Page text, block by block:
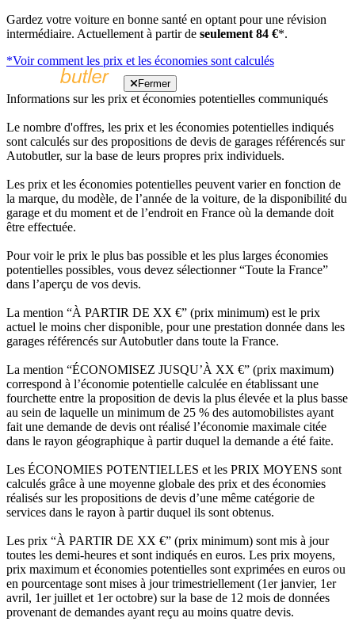
Gardez votre voiture en bonne santé en optant pour une révision
intermédiaire. Actuellement à partir de seulement 84 €*.
*Voir comment les prix et les économies sont calculés
Fermer
Informations sur les prix et économies potentielles communiqués
Le nombre d'offres, les prix et les économies potentielles indiqués
sont calculés sur des propositions de devis de garages référencés sur
Autobutler, sur la base de leurs propres prix individuels.
Les prix et les économies potentielles peuvent varier en fonction de
la marque, du modèle, de l’année de la voiture, de la disponibilité du
garage et du moment et de l’endroit en France où la demande doit
être effectuée.
Pour voir le prix le plus bas possible et les plus larges économies
potentielles possibles, vous devez sélectionner “Toute la France”
dans l’aperçu de vos devis.
La mention “À PARTIR DE XX €” (prix minimum) est le prix
actuel le moins cher disponible, pour une prestation donnée dans les
garages référencés sur Autobutler dans toute la France.
La mention “ÉCONOMISEZ JUSQU’À XX €” (prix maximum)
correspond à l’économie potentielle calculée en établissant une
fourchette entre la proposition de devis la plus élevée et la plus basse
au sein de laquelle un minimum de 25 % des automobilistes ayant
fait une demande de devis ont réalisé l’économie maximale citée
dans le rayon géographique à partir duquel la demande a été faite.
Les ÉCONOMIES POTENTIELLES et les PRIX MOYENS sont
calculés grâce à une moyenne globale des prix et des économies
réalisés sur les propositions de devis d’une même catégorie de
services dans le rayon à partir duquel ils sont obtenus.
Les prix “À PARTIR DE XX €” (prix minimum) sont mis à jour
toutes les demi-heures et sont indiqués en euros. Les prix moyens,
prix maximum et économies potentielles sont exprimées en euros ou
en pourcentage sont mises à jour trimestriellement (1er janvier, 1er
avril, 1er juillet et 1er octobre) sur la base de 12 mois de données
provenant de demandes ayant reçu au moins quatre devis.